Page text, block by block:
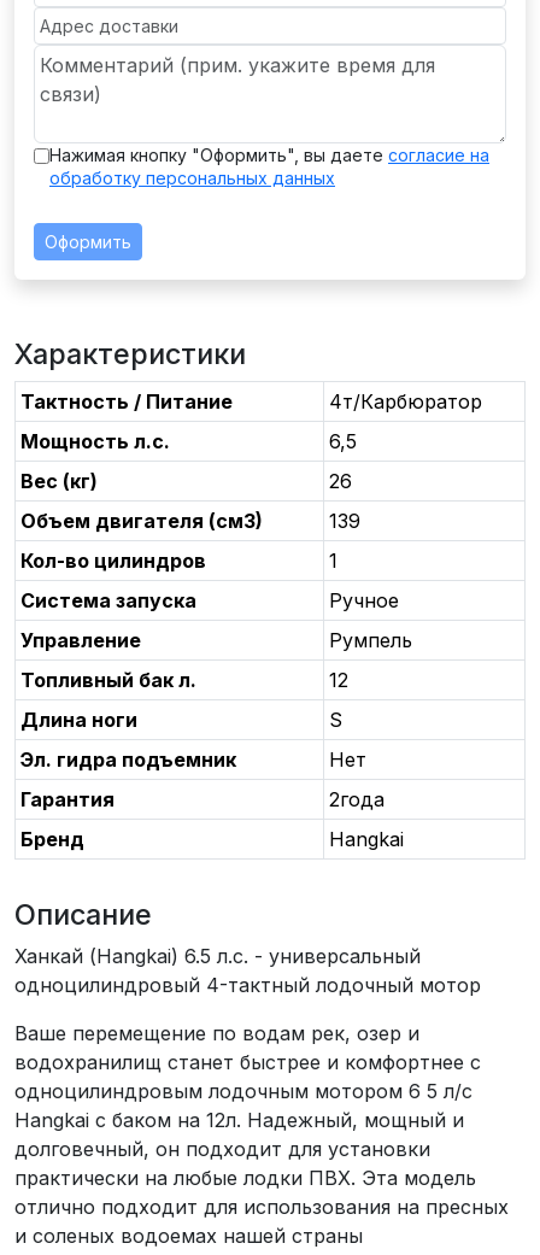
Нажимая кнопку "Оформить", вы даете согласие на
обработку персональных данных
Оформить
Характеристики
Тактность / Питание
4т/Карбюратор
Мощность л.с.
6,5
Вес (кг)
26
Объем двигателя (см3)
139
Кол-во цилиндров
1
Система запуска
Ручное
Управление
Румпель
Топливный бак л.
12
Длина ноги
S
Эл. гидра подъемник
Нет
Гарантия
2года
Бренд
Hangkai
Описание
Ханкай (Hangkai) 6.5 л.с. - универсальный
одноцилиндровый 4-тактный лодочный мотор
Ваше перемещение по водам рек, озер и
водохранилищ станет быстрее и комфортнее с
одноцилиндровым лодочным мотором 6 5 л/с
Hangkai с баком на 12л. Надежный, мощный и
долговечный, он подходит для установки
практически на любые лодки ПВХ. Эта модель
отлично подходит для использования на пресных
и соленых водоемах нашей страны